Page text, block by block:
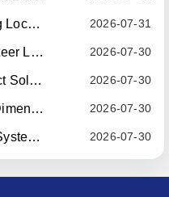
2026-07-31
RIPPA RS06-3 Boom Welding Locating Bar Optimization — Effective July 15, 2026
2026-07-30
Mini Wheel Loader Vs Skid Steer Loader: Which Compact Machine Is Better For Your Business?
2026-07-30
Mini Wheel Loader: A Compact Solution For Efficient Material Handling
2026-07-30
RIPPA R10 Bucket Cylinder Dimension Optimization — Effective July 15, 2026
2026-07-30
RIPPA R10/R06 Seat Safety System Upgrade — Effective July 22, 2026